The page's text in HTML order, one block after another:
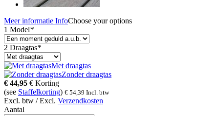
Meer informatie InfoChoose your options
1 Model*
2 Draagtas*
Met draagtas
Zonder draagtas
€ 44,95 € Korting
(see Staffelkorting) € 54,39 Incl. btw
Excl. btw / Excl. Verzendkosten
Aantal